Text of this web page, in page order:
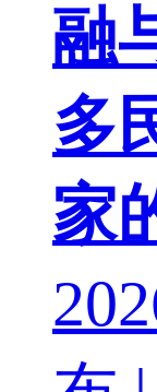
融
多
家